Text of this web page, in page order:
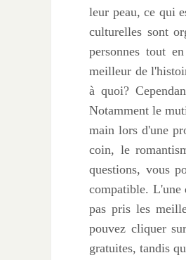
leur peau, ce qui
culturelles sont
personnes tout
meilleur de
à quoi?
Notamment le
main lors d'une
coin, le
questions, vous
compatible. L'une
pas pris les
pouvez cliquer
gratuites, tandis